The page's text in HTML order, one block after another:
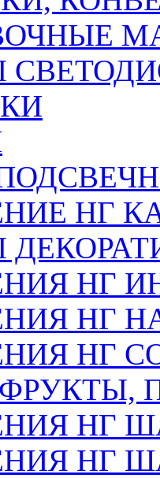
НГ
НГ
НГ
НГ
НГ
НГ